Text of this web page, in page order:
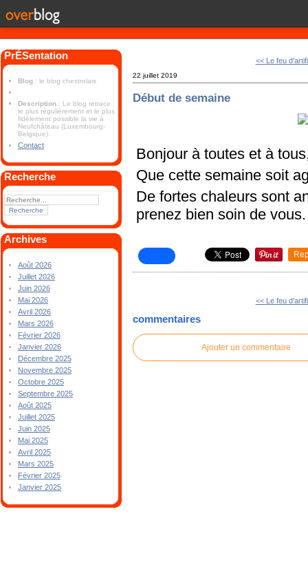
PrÉSentation
Blog : le blog chestrolais
Description : Le blog retrace
le plus régulièrement et le plus
fidèlement possible la vie à
Neufchâteau (Luxembourg-
Belgique).
Contact
Recherche
Archives
Août 2026
Juillet 2026
Juin 2026
Mai 2026
Avril 2026
Mars 2026
Février 2026
Janvier 2026
Décembre 2025
Novembre 2025
Octobre 2025
Septembre 2025
Août 2025
Juillet 2025
Juin 2025
Mai 2025
Avril 2025
Mars 2025
Février 2025
Janvier 2025
<< Le feu
22 juillet 2019
Début de semaine
Bonjour à toutes et à
Que cette semaine soit
De fortes chaleurs sont
prenez bien soin de vous.
<< Le feu
commentaires
Ajouter un commentaire